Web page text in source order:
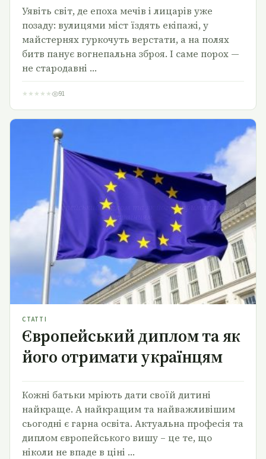
Уявіть світ, де епоха мечів і лицарів уже
позаду: вулицями міст їздять екіпажі, у
майстернях гуркочуть верстати, а на полях
битв панує вогнепальна зброя. І саме порох —
не стародавні …
★ ★ ★ ★ ★ 91
Європейський диплом та як його отримати
українцям
СТАТТІ
Європейський диплом та як
його отримати українцям
Кожні батьки мріють дати своїй дитині
найкраще. А найкращим та найважливішим
сьогодні є гарна освіта. Актуальна професія та
диплом європейського вишу – це те, що
ніколи не впаде в ціні …